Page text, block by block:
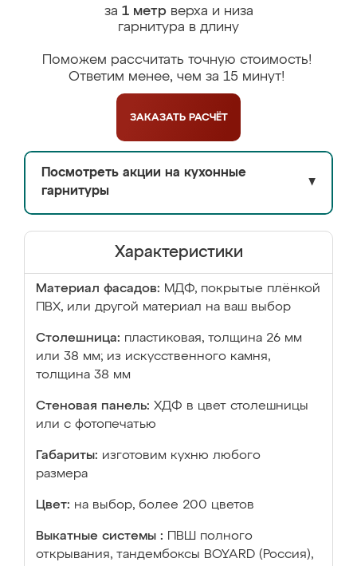
за 1 метрверха и низа
гарнитура в длину
Поможем рассчитать точную стоимость!
Ответим менее, чем за 15 минут!
ЗАКАЗАТЬ РАСЧЁТ
Посмотреть акции на кухонные
гарнитуры
▼
Характеристики
Материал фасадов: МДФ, покрытые плёнкой
ПВХ, или другой материал на ваш выбор
Столешница: пластиковая, толщина 26 мм
или 38 мм; из искусственного камня,
толщина 38 мм
Стеновая панель: ХДФ в цвет столешницы
или с фотопечатью
Габариты: изготовим кухню любого
размера
Цвет: на выбор, более 200 цветов
Выкатные системы :
ПВШ полного
открывания, тандембоксы BOYARD (Россия),